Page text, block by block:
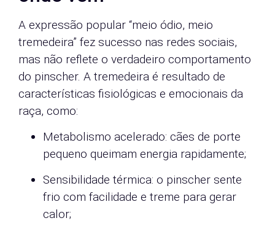
A expressão popular “meio ódio, meio
tremedeira” fez sucesso nas redes sociais,
mas não reflete o verdadeiro comportamento
do pinscher. A tremedeira é resultado de
características fisiológicas e emocionais da
raça, como:
Metabolismo acelerado: cães de porte
pequeno queimam energia rapidamente;
Sensibilidade térmica: o pinscher sente
frio com facilidade e treme para gerar
calor;